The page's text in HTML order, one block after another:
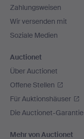
Zahlungsweisen
Wir versenden mit
Soziale Medien
Auctionet
Über Auctionet
Offene Stellen
Für Auktionshäuser
Die Auctionet-Garantie
Mehr von Auctionet